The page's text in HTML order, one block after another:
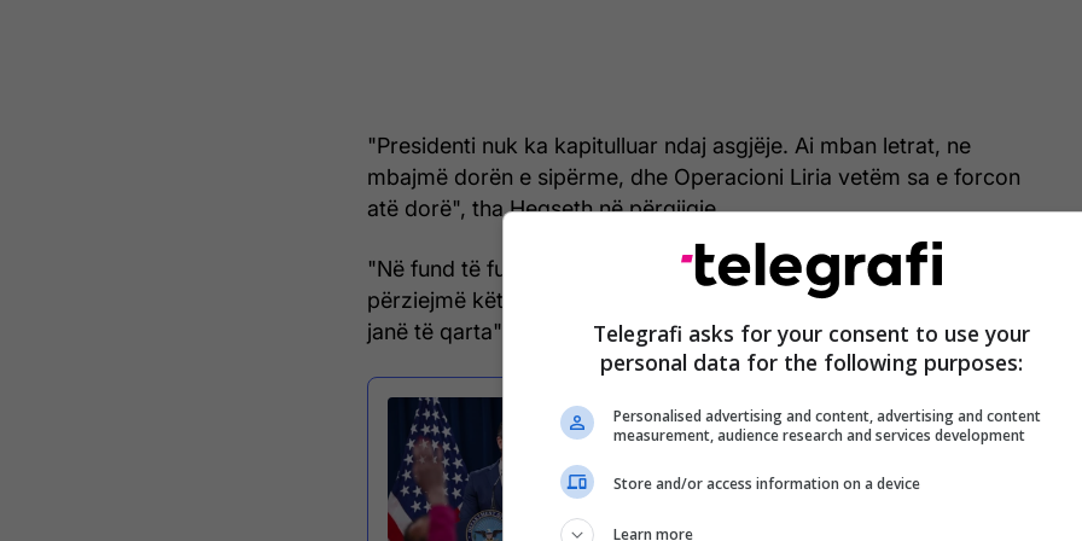
"Presidenti nuk ka kapitulluar ndaj asgjëje. Ai mban letrat, ne
mbajmë dorën e sipërme, dhe Operacioni Liria vetëm sa e forcon
atë dorë", tha Hegseth në përgjigje.
"Në fund të fundit, ai ka qenë gjithashtu i qartë se ne nuk do ta
përziejmë këtë në ndonjë projekt ndërtimi kombi. Objektivat tona
janë të qarta", shtoi ai.
Armëpushimi nuk ka mbaruar, këmbëngul
Hegseth
Telegrafi asks for your consent to use your
personal data for the following purposes:
Personalised advertising and content, advertising and content
measurement, audience research and services development
Store and/or access information on a device
Learn more